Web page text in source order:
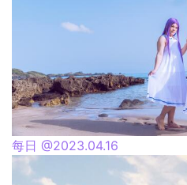
每日 @2023.04.16